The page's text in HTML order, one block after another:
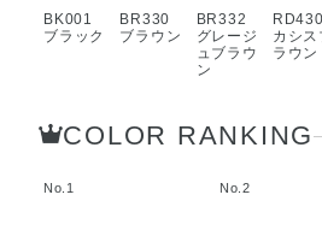
BK001
ブラック
BR330
ブラウン
BR332
グレージ
ュブラウ
ン
RD430
カシス
ラウン
COLOR RANKING
No.1 No.2